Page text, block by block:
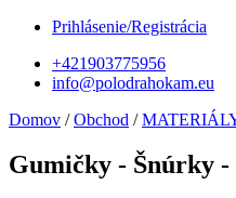
Prihlásenie/Registrácia
+421903775956
info@polodrahokam.eu
Domov /Obchod /
Gumičky - Šnúrky